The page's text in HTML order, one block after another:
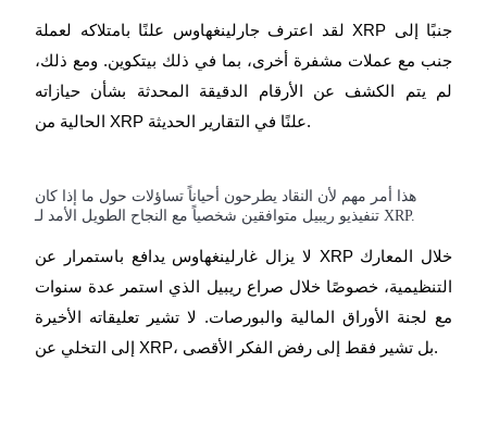
لقد اعترف جارلينغهاوس علنًا بامتلاكه لعملة XRP جنبًا إلى
جنب مع عملات مشفرة أخرى، بما في ذلك بيتكوين. ومع ذلك،
لم يتم الكشف عن الأرقام الدقيقة المحدثة بشأن حيازاته
الحالية من XRP علنًا في التقارير الحديثة.
هذا أمر مهم لأن النقاد يطرحون أحياناً تساؤلات حول ما إذا كان
تنفيذيو ريبيل متوافقين شخصياً مع النجاح الطويل الأمد لـ XRP.
لا يزال غارلينغهاوس يدافع باستمرار عن XRP خلال المعارك
التنظيمية، خصوصًا خلال صراع ريبيل الذي استمر عدة سنوات
مع لجنة الأوراق المالية والبورصات. لا تشير تعليقاته الأخيرة
إلى التخلي عن XRP، بل تشير فقط إلى رفض الفكر الأقصى.